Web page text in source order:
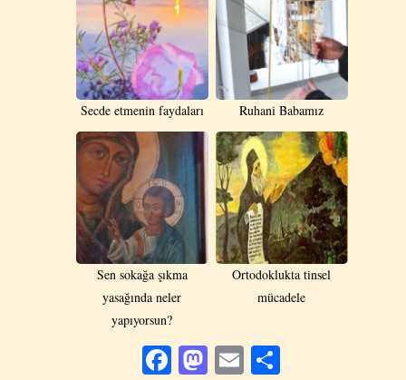
Secde etmenin faydaları Ruhani Babamız
Sen sokağa şıkma
yasağında neler
yapıyorsun?
Οrtodoklukta tinsel
mücadele
Facebook
Mastodon
Email